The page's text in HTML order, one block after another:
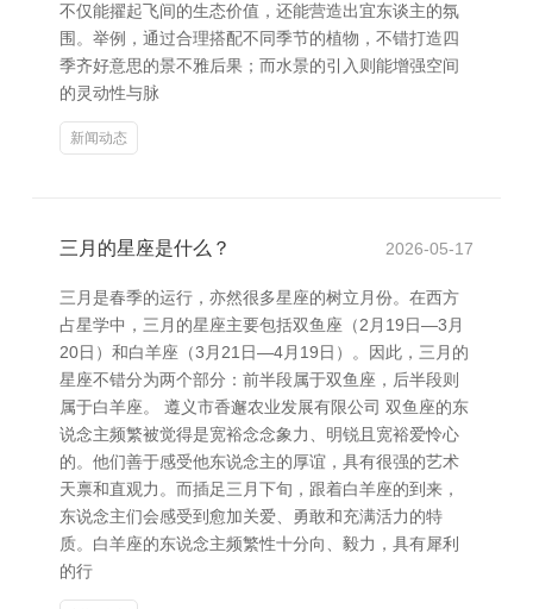
不仅能擢起飞间的生态价值，还能营造出宜东谈主的氛
围。举例，通过合理搭配不同季节的植物，不错打造四
季齐好意思的景不雅后果；而水景的引入则能增强空间
的灵动性与脉
新闻动态
三月的星座是什么？ 2026-05-17
三月是春季的运行，亦然很多星座的树立月份。在西方
占星学中，三月的星座主要包括双鱼座（2月19日—3月
20日）和白羊座（3月21日—4月19日）。因此，三月的
星座不错分为两个部分：前半段属于双鱼座，后半段则
属于白羊座。 遵义市香邂农业发展有限公司 双鱼座的东
说念主频繁被觉得是宽裕念念象力、明锐且宽裕爱怜心
的。他们善于感受他东说念主的厚谊，具有很强的艺术
天禀和直观力。而插足三月下旬，跟着白羊座的到来，
东说念主们会感受到愈加关爱、勇敢和充满活力的特
质。白羊座的东说念主频繁性十分向、毅力，具有犀利
的行